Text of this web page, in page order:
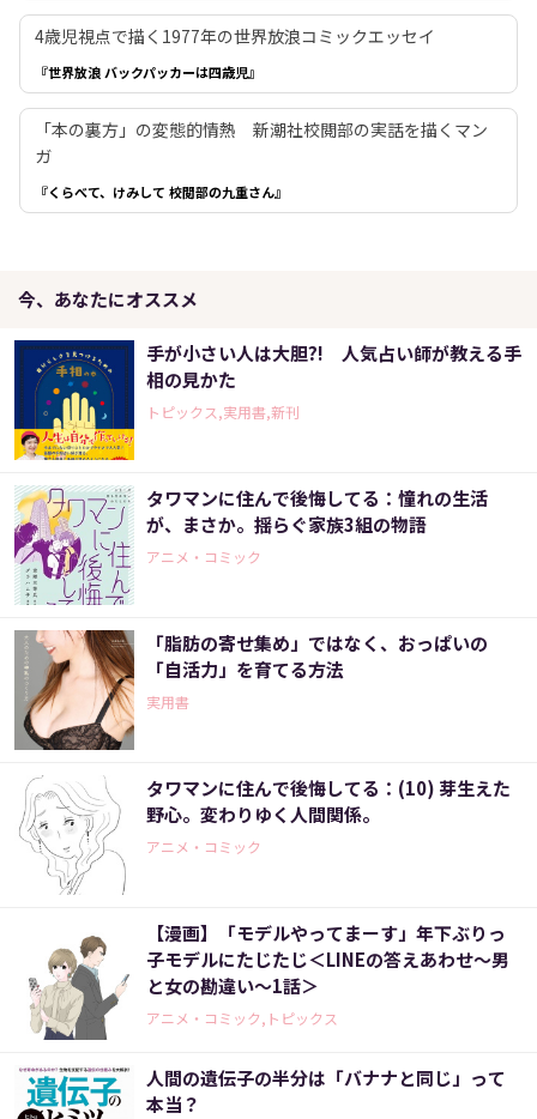
4歳児視点で描く1977年の世界放浪コミックエッセイ
『世界放浪 バックパッカーは四歳児』
「本の裏方」の変態的情熱 新潮社校閲部の実話を描くマン
ガ
『くらべて、けみして 校閲部の九重さん』
今、あなたにオススメ
手が小さい人は大胆?! 人気占い師が教える手
相の見かた
トピックス,実用書,新刊
タワマンに住んで後悔してる：憧れの生活
が、まさか。揺らぐ家族3組の物語
アニメ・コミック
「脂肪の寄せ集め」ではなく、おっぱいの
「自活力」を育てる方法
実用書
タワマンに住んで後悔してる：(10) 芽生えた
野心。変わりゆく人間関係。
アニメ・コミック
【漫画】「モデルやってまーす」年下ぶりっ
子モデルにたじたじ＜LINEの答えあわせ〜男
と女の勘違い〜1話＞
アニメ・コミック,トピックス
人間の遺伝子の半分は「バナナと同じ」って
本当？